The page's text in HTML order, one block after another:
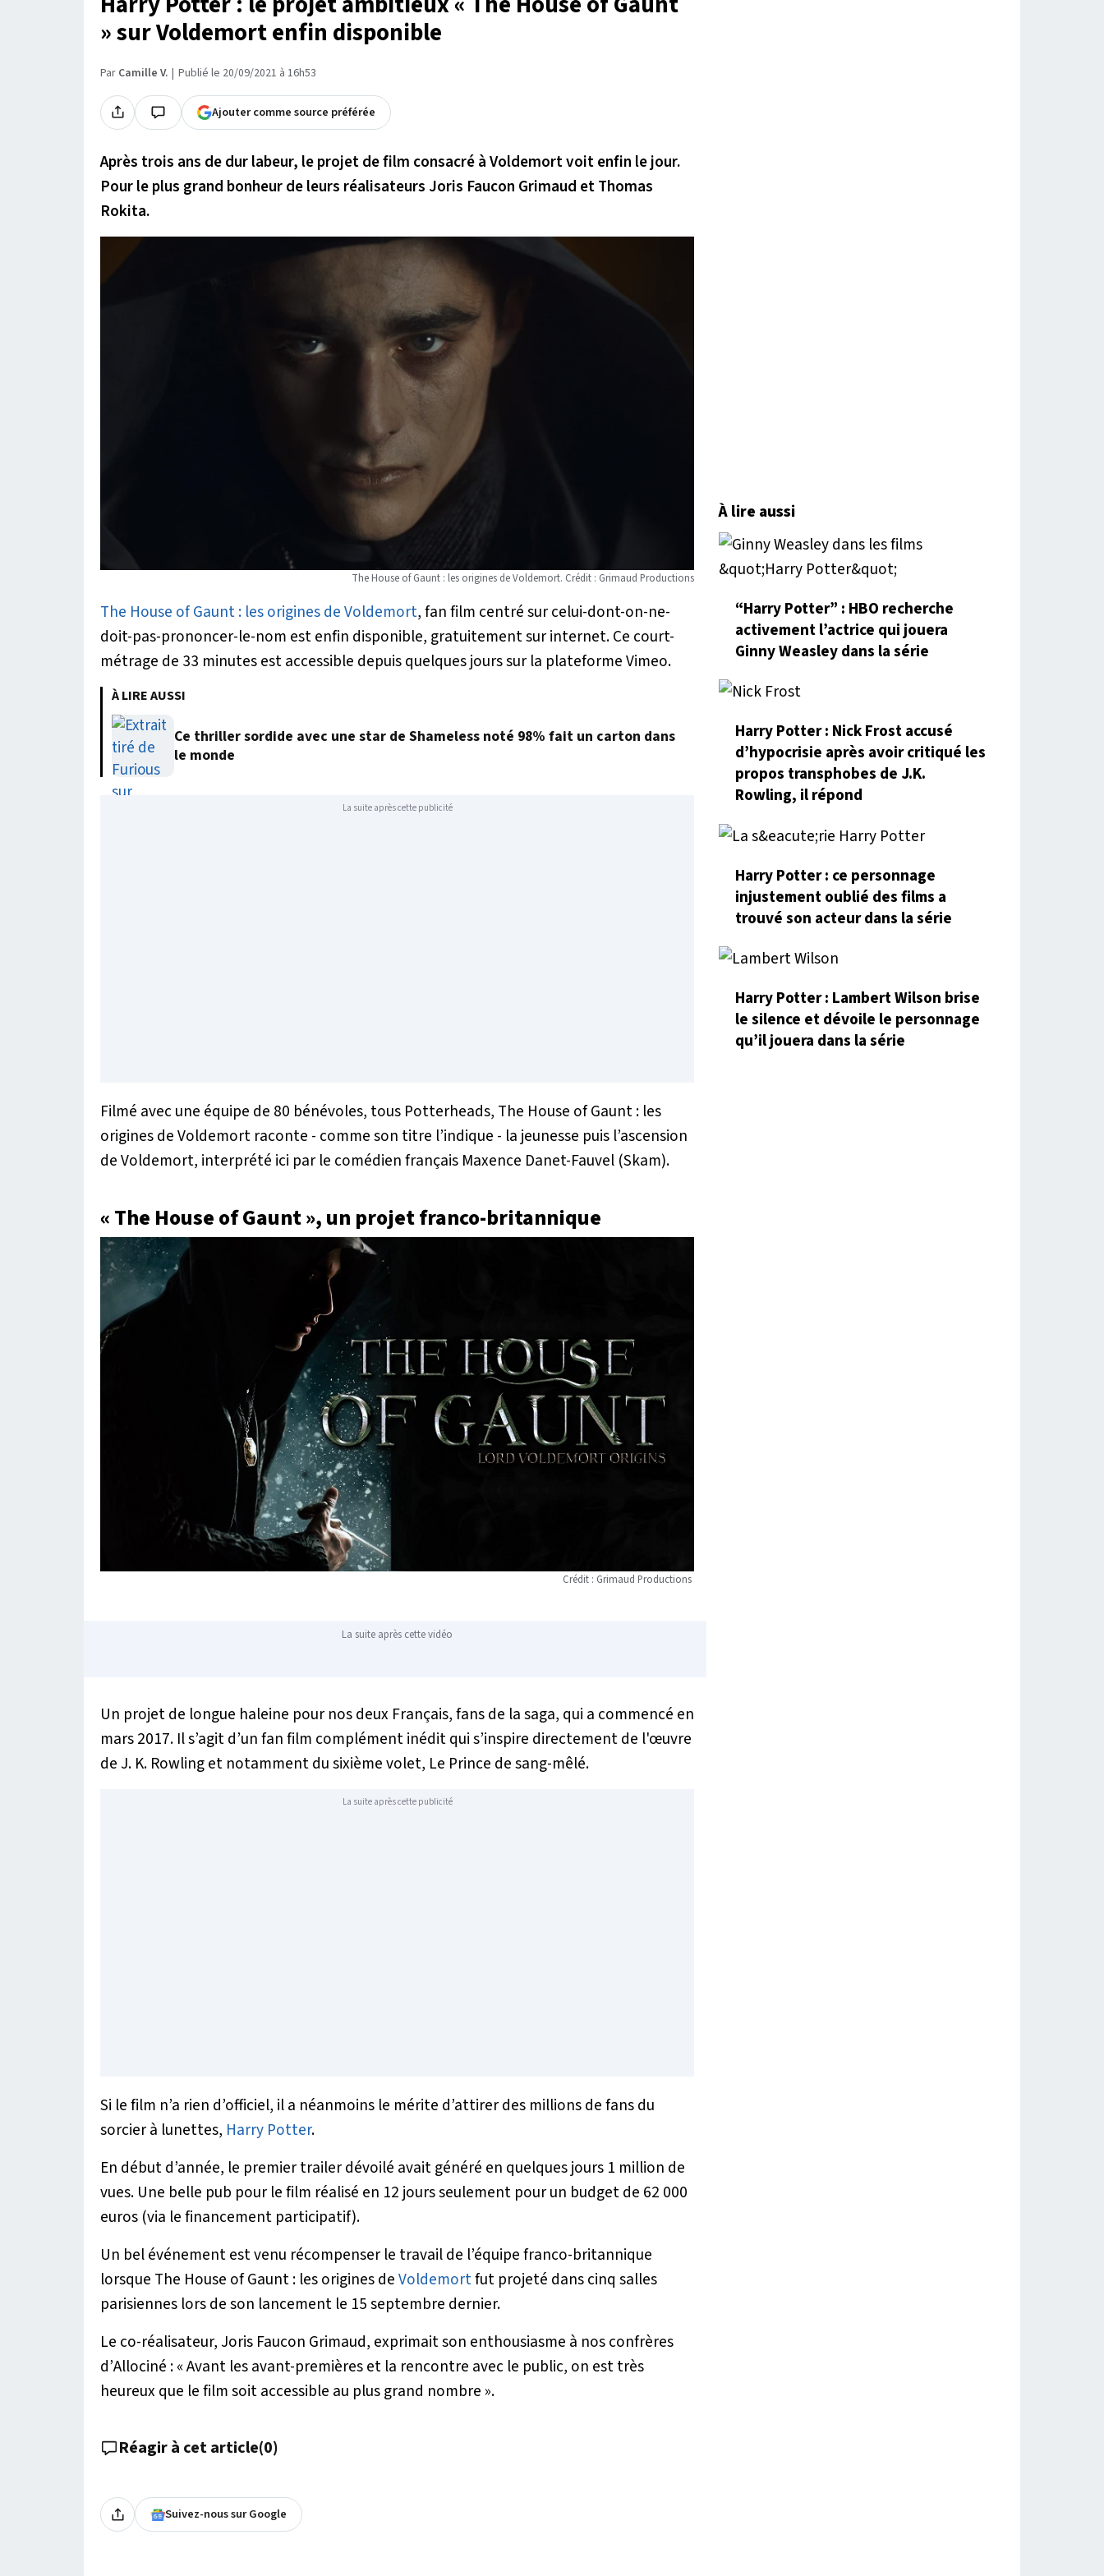
» sur Voldemort enfin disponible
Par Camille V. Publié le 20/09/2021 à 16h53
Ajouter comme source préférée
Après trois ans de dur labeur, le projet de film consacré à Voldemort voit enfin le jour.
Pour le plus grand bonheur de leurs réalisateurs Joris Faucon Grimaud et Thomas
Rokita.
The House of Gaunt : les origines de Voldemort. Crédit : Grimaud Productions
The House of Gaunt : les origines de Voldemort,fan film centré sur celui-dont-on-ne-
doit-pas-prononcer-le-nom est enfin disponible, gratuitement sur internet. Ce court-
métrage de 33 minutes est accessible depuis quelques jours sur la plateforme Vimeo.
À LIRE AUSSI
Ce thriller sordide avec une star de Shameless noté 98% fait un carton dans
le monde
La suite après cette publicité
Filmé avec une équipe de 80 bénévoles, tous Potterheads, The House of Gaunt : les
origines de Voldemort raconte - comme son titre l’indique - la jeunesse puis l’ascension
de Voldemort, interprété ici par le comédien français Maxence Danet-Fauvel (Skam).
« The House of Gaunt », un projet franco-britannique
Crédit : Grimaud Productions
La suite après cette vidéo
Un projet de longue haleine pour nos deux Français, fans de la saga, qui a commencé en
mars 2017. Il s’agit d’un fan film complément inédit qui s’inspire directement de l'œuvre
de J. K. Rowling et notamment du sixième volet, Le Prince de sang-mêlé.
La suite après cette publicité
Si le film n’a rien d’officiel, il a néanmoins le mérite d’attirer des millions de fans du
sorcier à lunettes, Harry Potter.
En début d’année, le premier trailer dévoilé avait généré en quelques jours 1 million de
vues. Une belle pub pour le film réalisé en 12 jours seulement pour un budget de 62 000
euros (via le financement participatif).
Un bel événement est venu récompenser le travail de l’équipe franco-britannique
lorsque The House of Gaunt : les origines deVoldemortfut projeté dans cinq salles
parisiennes lors de son lancement le 15 septembre dernier.
Le co-réalisateur, Joris Faucon Grimaud, exprimait son enthousiasme à nos confrères
d’Allociné : «Avant les avant-premières et la rencontre avec le public, on est très
heureux que le film soit accessible au plus grand nombre ».
Réagir à cet article(0)
Suivez-nous sur Google
À lire aussi
“Harry Potter” : HBO recherche
activement l’actrice qui jouera
Ginny Weasley dans la série
Harry Potter : Nick Frost accusé
d’hypocrisie après avoir critiqué les
propos transphobes de J.K.
Rowling, il répond
Harry Potter : ce personnage
injustement oublié des films a
trouvé son acteur dans la série
Harry Potter : Lambert Wilson brise
le silence et dévoile le personnage
qu’il jouera dans la série